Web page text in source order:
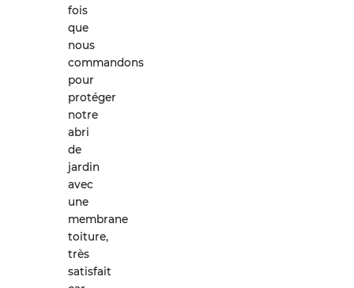
fois
que
nous
commandons
pour
protéger
notre
abri
de
jardin
avec
une
membrane
toiture,
très
satisfait